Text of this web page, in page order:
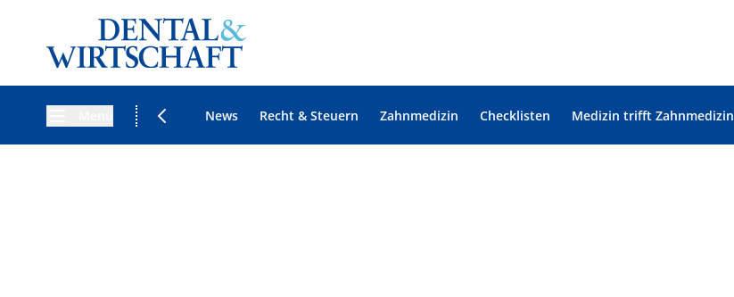
News Recht & Steuern Zahnmedizin Checklisten Medizin trifft Zahnmedizin